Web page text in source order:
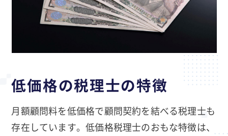
低価格の税理士の特徴
月額顧問料を低価格で顧問契約を結べる税理士も
存在しています。低価格税理士のおもな特徴は、